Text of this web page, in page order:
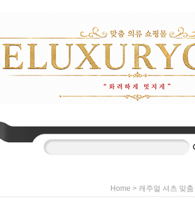
Home > 캐주얼 셔츠 맞춤